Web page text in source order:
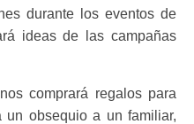
durante los eventos de
ideas de las campañas
comprará regalos para
obsequio a un familiar,